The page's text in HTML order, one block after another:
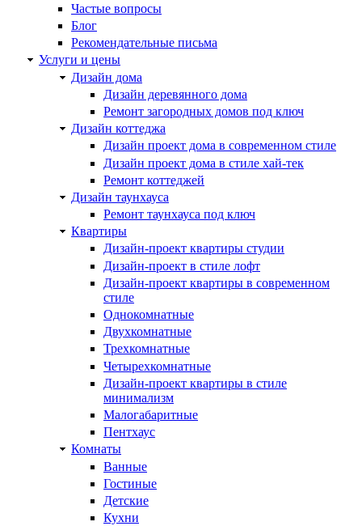
Частые вопросы
Блог
Рекомендательные письма
Услуги и цены
Дизайн дома
Дизайн деревянного дома
Ремонт загородных домов под ключ
Дизайн коттеджа
Дизайн проект дома в современном стиле
Дизайн проект дома в стиле хай-тек
Ремонт коттеджей
Дизайн таунхауса
Ремонт таунхауса под ключ
Квартиры
Дизайн-проект квартиры студии
Дизайн-проект в стиле лофт
Дизайн-проект квартиры в современном
стиле
Однокомнатные
Двухкомнатные
Трехкомнатные
Четырехкомнатные
Дизайн-проект квартиры в стиле
минимализм
Малогабаритные
Пентхаус
Комнаты
Ванные
Гостиные
Детские
Кухни